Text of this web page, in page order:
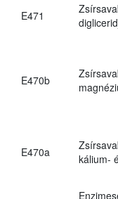
E471
E470b
E470a
kálium-